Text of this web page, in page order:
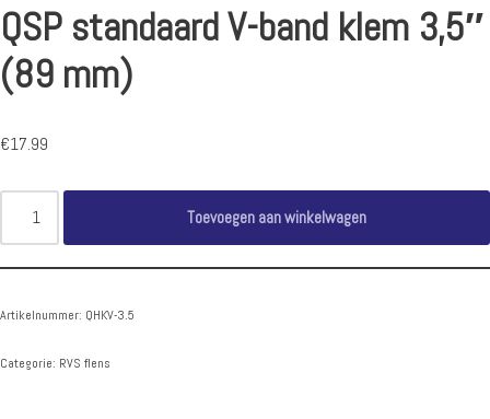
QSP standaard V-band klem 3,5″
(89 mm)
€17.99
Toevoegen aan winkelwagen
Artikelnummer: QHKV-3.5
Categorie: RVS flens